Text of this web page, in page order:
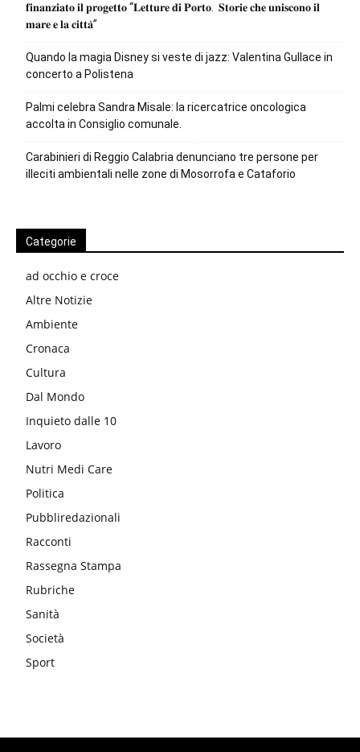
𝐟𝐢𝐧𝐚𝐧𝐳𝐢𝐚𝐭𝐨 𝐢𝐥 𝐩𝐫𝐨𝐠𝐞𝐭𝐭𝐨 “𝐋𝐞𝐭𝐭𝐮𝐫𝐞 𝐝𝐢 𝐏𝐨𝐫𝐭𝐨. 𝐒𝐭𝐨𝐫𝐢𝐞 𝐜𝐡𝐞 𝐮𝐧𝐢𝐬𝐜𝐨𝐧𝐨 𝐢𝐥
𝐦𝐚𝐫𝐞 𝐞 𝐥𝐚 𝐜𝐢𝐭𝐭𝐚̀”
Quando la magia Disney si veste di jazz: Valentina Gullace in
concerto a Polistena
Palmi celebra Sandra Misale: la ricercatrice oncologica
accolta in Consiglio comunale.
Carabinieri di Reggio Calabria denunciano tre persone per
illeciti ambientali nelle zone di Mosorrofa e Cataforio
Categorie
ad occhio e croce
Altre Notizie
Ambiente
Cronaca
Cultura
Dal Mondo
Inquieto dalle 10
Lavoro
Nutri Medi Care
Politica
Pubbliredazionali
Racconti
Rassegna Stampa
Rubriche
Sanità
Società
Sport